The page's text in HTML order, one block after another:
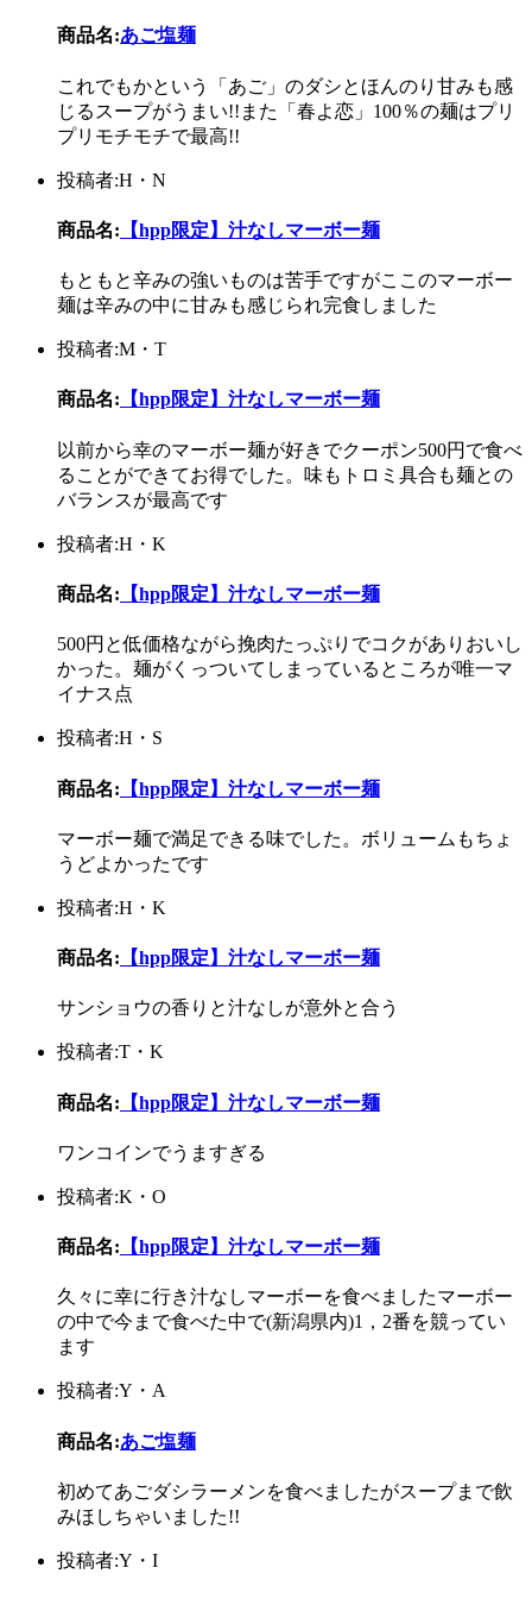
商品名:あご塩麺
これでもかという「あご」のダシとほんのり甘みも感
じるスープがうまい!!また「春よ恋」100％の麺はプリ
プリモチモチで最高!!
投稿者:H・N
商品名: 【hpp限定】汁なしマーボー麺
もともと辛みの強いものは苦手ですがここのマーボー
麺は辛みの中に甘みも感じられ完食しました
投稿者:M・T
商品名: 【hpp限定】汁なしマーボー麺
以前から幸のマーボー麺が好きでクーポン500円で食べ
ることができてお得でした。味もトロミ具合も麺との
バランスが最高です
投稿者:H・K
商品名: 【hpp限定】汁なしマーボー麺
500円と低価格ながら挽肉たっぷりでコクがありおいし
かった。麺がくっついてしまっているところが唯一マ
イナス点
投稿者:H・S
商品名: 【hpp限定】汁なしマーボー麺
マーボー麺で満足できる味でした。ボリュームもちょ
うどよかったです
投稿者:H・K
商品名: 【hpp限定】汁なしマーボー麺
サンショウの香りと汁なしが意外と合う
投稿者:T・K
商品名: 【hpp限定】汁なしマーボー麺
ワンコインでうますぎる
投稿者:K・O
商品名: 【hpp限定】汁なしマーボー麺
久々に幸に行き汁なしマーボーを食べましたマーボー
の中で今まで食べた中で(新潟県内)1，2番を競ってい
ます
投稿者:Y・A
商品名:あご塩麺
初めてあごダシラーメンを食べましたがスープまで飲
みほしちゃいました!!
投稿者:Y・I